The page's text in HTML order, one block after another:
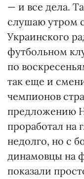
— и все дела.
слушаю утром
Украинского
футбольном
по
так еще и
чемпионов
предложению
проработал на
недолго, но с
динамовцы на
показали